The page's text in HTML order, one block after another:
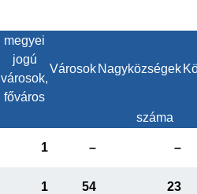
megyei
jogú
városok,
főváros
Városok Nagyközségek
száma
1 – –
1 54 23